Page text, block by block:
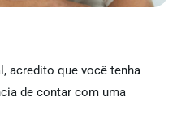
acredito que você tenha
de contar com uma